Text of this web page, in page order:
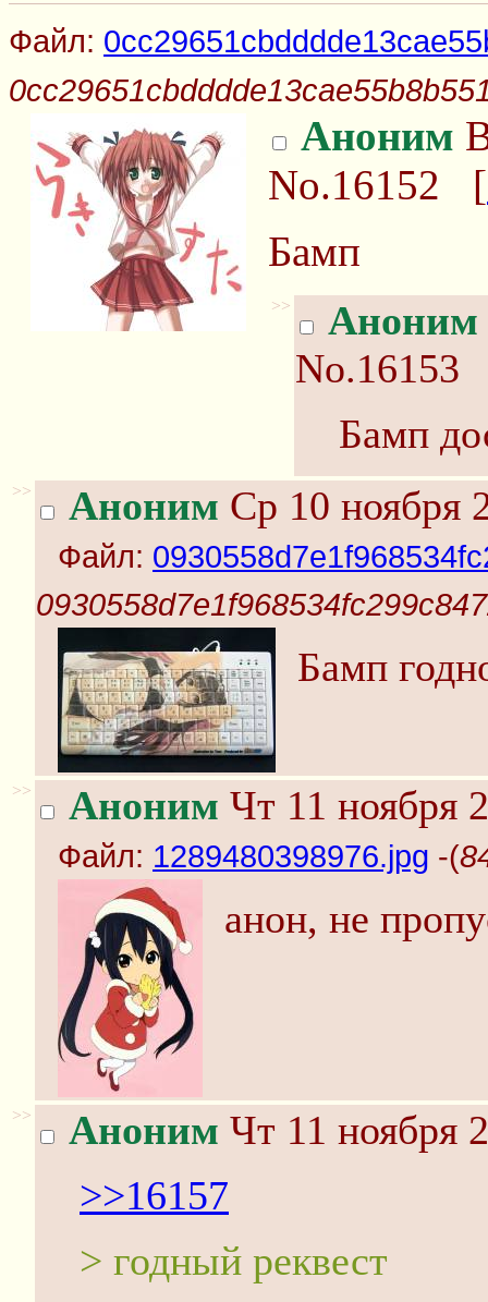
Файл:
Аноним
No.16152 [
Бамп
>> Аноним
No.16153
Бамп
>> Аноним Ср 10 ноября
Файл:
Бамп
>> Аноним Чт 11 ноября
Файл: 1289480398976.jpg -(
анон, не
>> Аноним Чт 11 ноября
>>16157
> годный реквест